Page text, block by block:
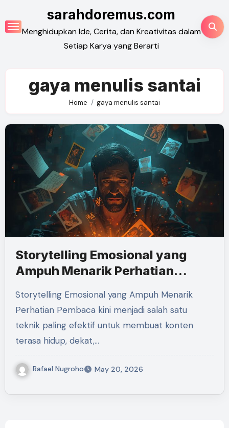
to
content
sarahdoremus.com
Menghidupkan Ide, Cerita, dan Kreativitas dalam
Setiap Karya yang Berarti
gaya menulis santai
Home gaya menulis santai
Storytelling Emosional yang
Ampuh Menarik Perhatian
Storytelling Emosional yang Ampuh Menarik
Perhatian Pembaca kini menjadi salah satu
teknik paling efektif untuk membuat konten
terasa hidup, dekat,…
Rafael Nugroho May 20, 2026